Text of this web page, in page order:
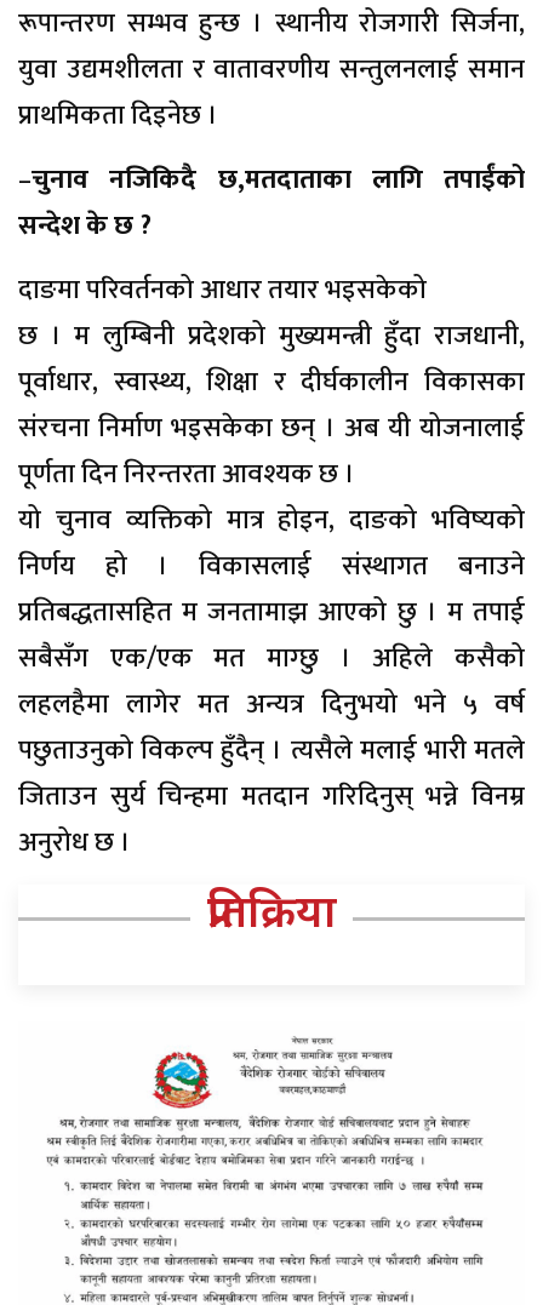
रूपान्तरण सम्भव हुन्छ । स्थानीय रोजगारी सिर्जना,
युवा उद्यमशीलता र वातावरणीय सन्तुलनलाई समान
प्राथमिकता दिइनेछ ।
–चुनाव नजिकिदै छ,मतदाताका लागि तपाईंको
सन्देश के छ ?
दाङमा परिवर्तनको आधार तयार भइसकेको
छ । म लुम्बिनी प्रदेशको मुख्यमन्त्री हुँदा राजधानी,
पूर्वाधार, स्वास्थ्य, शिक्षा र दीर्घकालीन विकासका
संरचना निर्माण भइसकेका छन् । अब यी योजनालाई
पूर्णता दिन निरन्तरता आवश्यक छ ।
यो चुनाव व्यक्तिको मात्र होइन, दाङको भविष्यको
निर्णय हो । विकासलाई संस्थागत बनाउने
प्रतिबद्धतासहित म जनतामाझ आएको छु । म तपाई
सबैसँग एक/एक मत माग्छु । अहिले कसैको
लहलहैमा लागेर मत अन्यत्र दिनुभयो भने ५ वर्ष
पछुताउनुको विकल्प हुँदैन् । त्यसैले मलाई भारी मतले
जिताउन सुर्य चिन्हमा मतदान गरिदिनुस् भन्ने विनम्र
अनुरोध छ ।
प्रतिक्रिया